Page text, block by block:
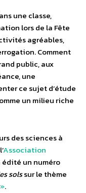
une classe,
lors de la Fête
agréables,
Comment
public, aux
une
ce sujet d’étude
un milieu riche
des sciences à
Association
édité un numéro
solssur le thème
.